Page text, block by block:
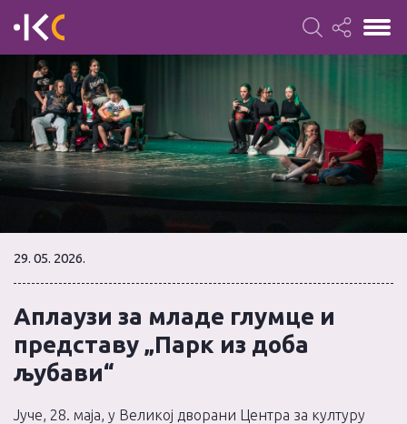
29. 05. 2026.
Аплаузи за младе глумце и
представу „Парк из доба
љубави“
Јуче, 28. маја, у Великој дворани Центра за културу